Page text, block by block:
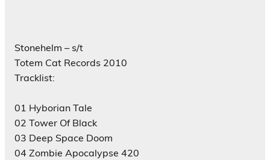
Stonehelm – s/t
Totem Cat Records 2010
Tracklist:
01 Hyborian Tale
02 Tower Of Black
03 Deep Space Doom
04 Zombie Apocalypse 420